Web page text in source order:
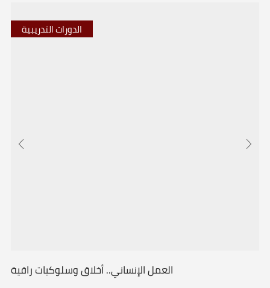
الدورات التدريبية
العمل الإنساني.. أخلاق وسلوكيات راقية